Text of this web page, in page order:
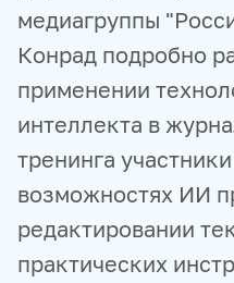
медиагруппы
Конрад подробно
применении
интеллекта в
тренинга
возможностях ИИ
редактировании
практических